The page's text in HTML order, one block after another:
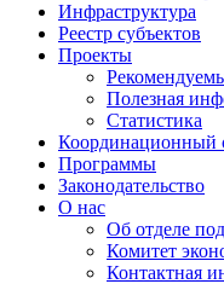
Инфраструктура
Реестр субъектов
Проекты
Полезная
Статистика
Координационный
Программы
Законодательство
О нас
Об отделе
Комитет
Контактная